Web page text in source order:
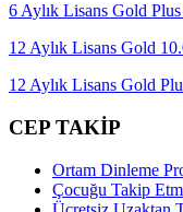
6 Aylık Lisans Gold
12 Aylık Lisans Gold
12 Aylık Lisans Gold
CEP TAKİP
Ortam Dinleme
Çocuğu Takip